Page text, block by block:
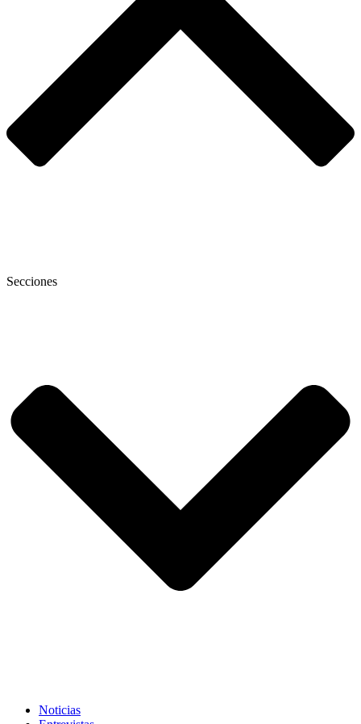
Secciones
Noticias